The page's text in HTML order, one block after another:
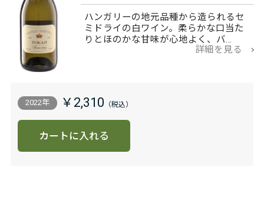
ハンガリーの地元品種から造られるセ
ミドライの白ワイン。柔らかな口当た
りとほのかな甘味が心地よく、バ…
詳細を見る
2022年 ￥2,310
カートに入れる